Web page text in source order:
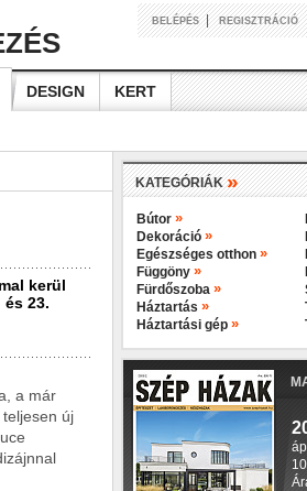
BELÉPÉS| REGISZTRÁCIÓ
DESIGN KERT
kerül
23.
a már
új
KATEGÓRIÁK»
Bútor »
Dekoráció »
Egészséges otthon »
Függöny »
Fürdőszoba »
Háztartás »
Háztartási gép »